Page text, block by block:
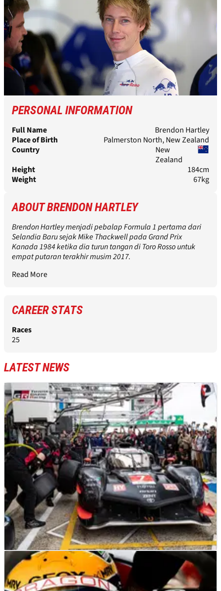
PERSONAL INFORMATION
Full Name
Brendon Hartley
Place of Birth
Palmerston North, New Zealand
Country
New
Zealand
Height
184cm
Weight
67kg
ABOUT BRENDON HARTLEY
Brendon Hartley menjadi pebalap Formula 1 pertama dari
Selandia Baru sejak Mike Thackwell pada Grand Prix
Kanada 1984 ketika dia turun tangan di Toro Rosso untuk
empat putaran terakhir musim 2017.
Read More
CAREER STATS
Races
25
LATEST NEWS
LE MANS NEWS 13/06/24
Le Mans 24 Jam: Kekecewaan Toyota setelah
Gagal Lolos ke Hyperpole